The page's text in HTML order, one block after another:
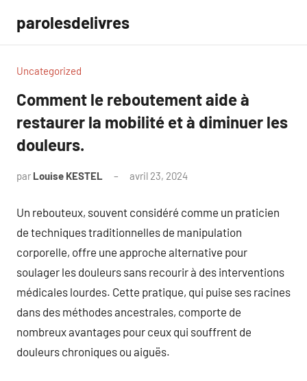
contenu
parolesdelivres
Uncategorized
Comment le reboutement aide à
restaurer la mobilité et à diminuer les
douleurs.
par Louise KESTEL avril 23, 2024
Un rebouteux, souvent considéré comme un praticien
de techniques traditionnelles de manipulation
corporelle, offre une approche alternative pour
soulager les douleurs sans recourir à des interventions
médicales lourdes. Cette pratique, qui puise ses racines
dans des méthodes ancestrales, comporte de
nombreux avantages pour ceux qui souffrent de
douleurs chroniques ou aiguës.